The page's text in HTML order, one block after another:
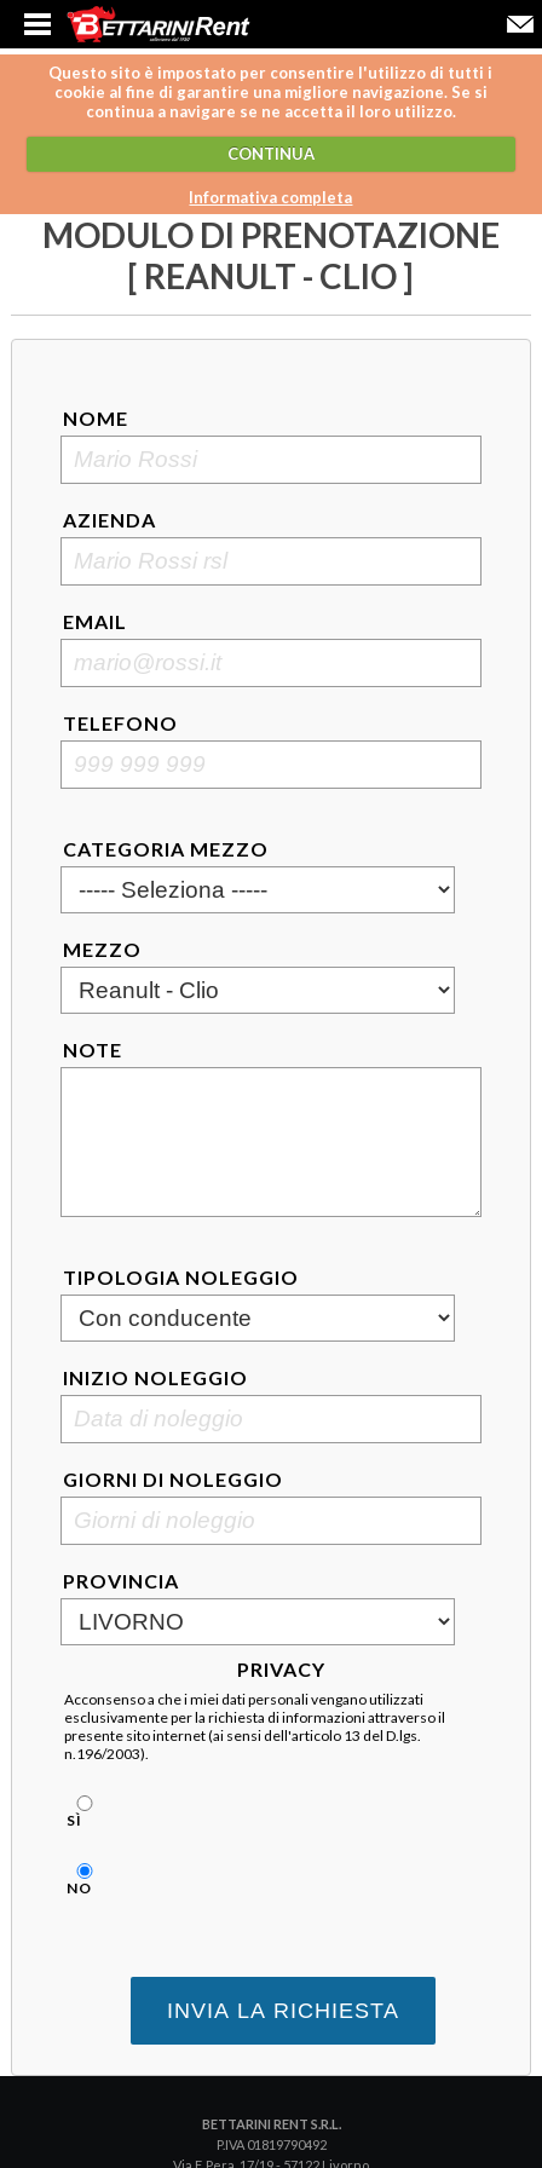
Questo sito è impostato per consentire l'utilizzo di tutti i
cookie al fine di garantire una migliore navigazione. Se si
continua a navigare se ne accetta il loro utilizzo.
CONTINUA
Informativa completa
MODULO DI PRENOTAZIONE
[ REANULT - CLIO ]
NOME
AZIENDA
EMAIL
TELEFONO
CATEGORIA MEZZO
MEZZO
NOTE
TIPOLOGIA NOLEGGIO
INIZIO NOLEGGIO
GIORNI DI NOLEGGIO
PROVINCIA
PRIVACY
Acconsenso a che i miei dati personali vengano utilizzati
esclusivamente per la richiesta di informazioni attraverso il
presente sito internet (ai sensi dell'articolo 13 del D.lgs.
n.196/2003).
SÌ
NO
BETTARINI RENT S.R.L.
P.IVA 01819790492
Via F. Pera, 17/19 - 57122 Livorno